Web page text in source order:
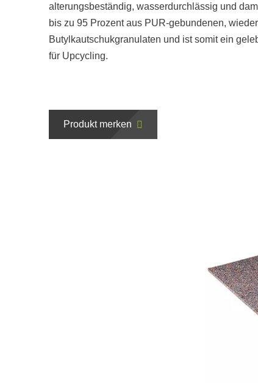
alterungsbeständig, wasserdurchlässig und
bis zu 95 Prozent aus PUR-gebundenen,
Butylkautschukgranulaten und ist somit ein
für Upcycling.
Produkt merken